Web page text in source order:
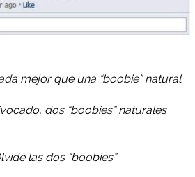
mejor que una “boobie” natural
dos “boobies” naturales
las dos “boobies”